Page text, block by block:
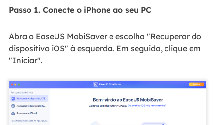
Passo 1. Conecte o iPhone ao seu PC
Abra o EaseUS MobiSaver e escolha "Recuperar do
dispositivo iOS" à esquerda. Em seguida, clique em
"Iniciar".